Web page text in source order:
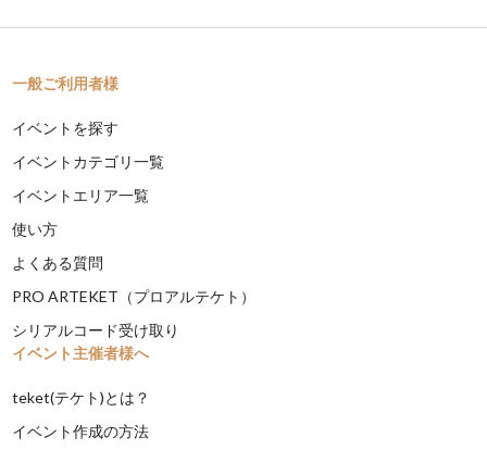
一般ご利用者様
イベントを探す
イベントカテゴリ一覧
イベントエリア一覧
使い方
よくある質問
PRO ARTEKET（プロアルテケト）
シリアルコード受け取り
イベント主催者様へ
teket(テケト)とは？
イベント作成の方法